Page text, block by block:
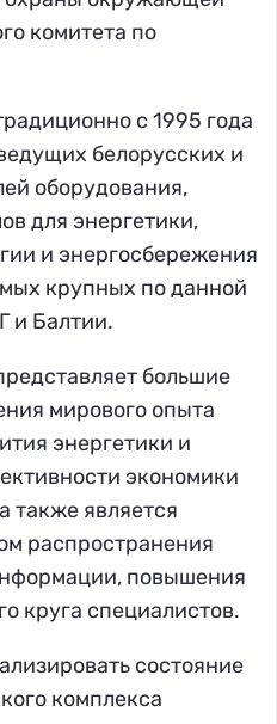
комитета по
с 1995 года
белорусских и
оборудования,
для энергетики,
и энергосбережения
крупных по данной
и Балтии.
большие
мирового опыта
энергетики и
экономики
также является
распространения
повышения
круга специалистов.
состояние
комплекса